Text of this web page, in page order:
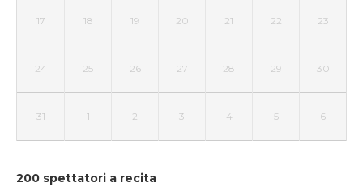
17 18 19 20 21 22 23
24 25 26 27 28 29 30
31 1 2 3 4 5 6
200 spettatori a recita